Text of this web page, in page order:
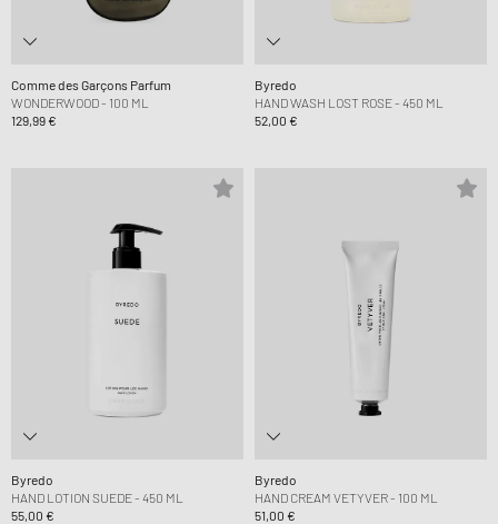
Comme des Garçons Parfum
WONDERWOOD - 100 ML
129,99 €
Byredo
HAND WASH LOST ROSE - 450 ML
52,00 €
Byredo
HAND LOTION SUEDE - 450 ML
55,00 €
Byredo
HAND CREAM VETYVER - 100 ML
51,00 €